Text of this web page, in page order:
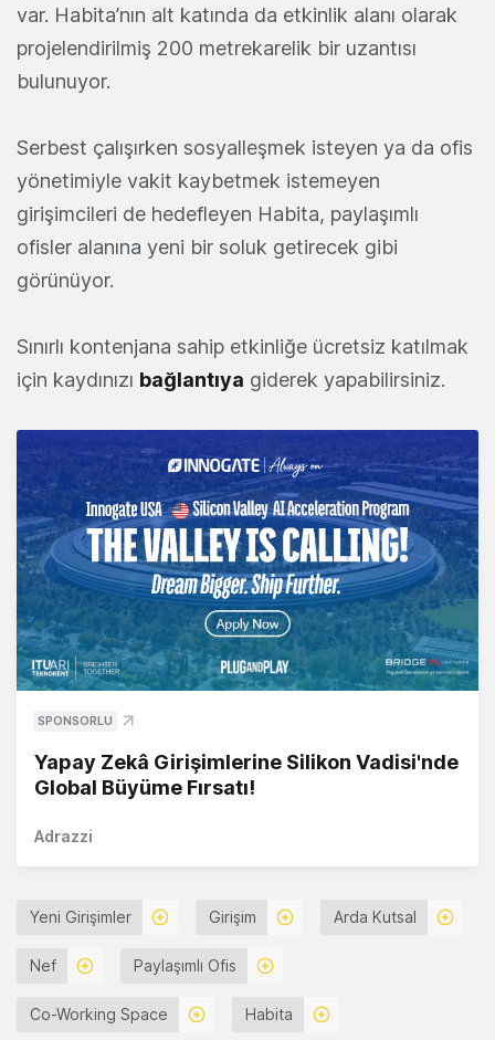
var. Habita’nın alt katında da etkinlik alanı olarak
projelendirilmiş 200 metrekarelik bir uzantısı
bulunuyor.
Serbest çalışırken sosyalleşmek isteyen ya da ofis
yönetimiyle vakit kaybetmek istemeyen
girişimcileri de hedefleyen Habita, paylaşımlı
ofisler alanına yeni bir soluk getirecek gibi
görünüyor.
Sınırlı kontenjana sahip etkinliğe ücretsiz katılmak
için kaydınızı bağlantıya giderek yapabilirsiniz.
SPONSORLU
Yapay Zekâ Girişimlerine Silikon Vadisi'nde
Global Büyüme Fırsatı!
Adrazzi
Yeni Girişimler Girişim Arda Kutsal
Nef Paylaşımlı Ofis
Co-Working Space Habita